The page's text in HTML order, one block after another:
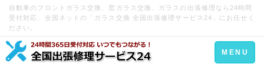
自動車のフロントガラス交換、窓ガラス交換、ガラスの出張修理なら24時間
受付対応、全国ネットの「ガラス交換 全国出張修理サービス24」にお任せく
ださい。
Toggle
navigation
MENU